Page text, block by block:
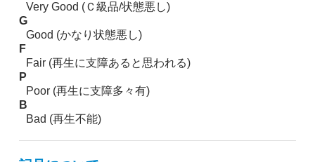
Very Good (Ｃ級品/状態悪し)
G
Good (かなり状態悪し)
F
Fair (再生に支障あると思われる)
P
Poor (再生に支障多々有)
B
Bad (再生不能)